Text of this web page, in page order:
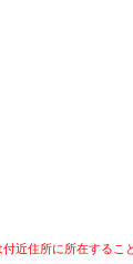
近住所に所在するこ